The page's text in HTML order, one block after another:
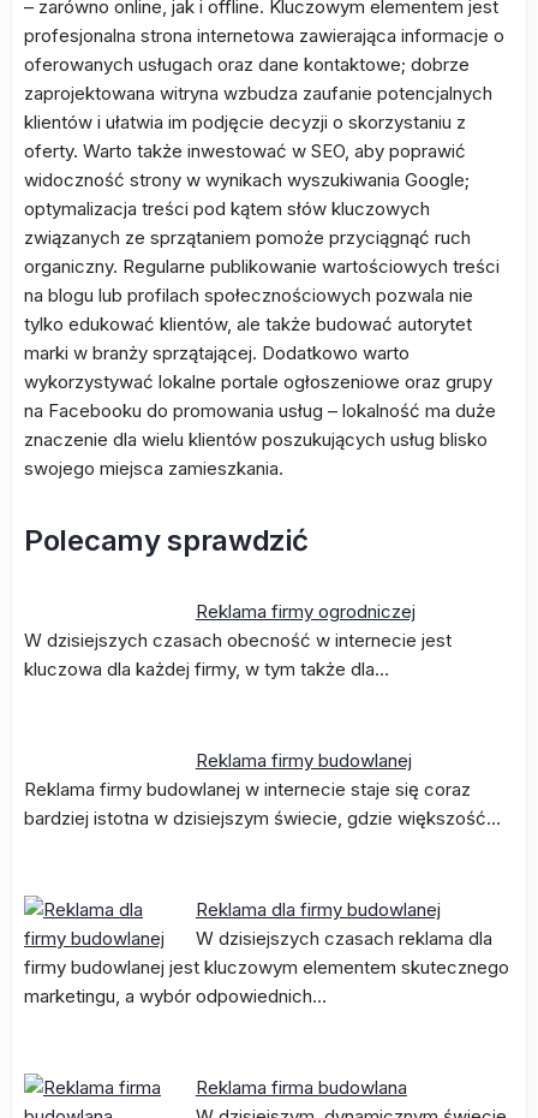
– zarówno online, jak i offline. Kluczowym elementem jest
profesjonalna strona internetowa zawierająca informacje o
oferowanych usługach oraz dane kontaktowe; dobrze
zaprojektowana witryna wzbudza zaufanie potencjalnych
klientów i ułatwia im podjęcie decyzji o skorzystaniu z
oferty. Warto także inwestować w SEO, aby poprawić
widoczność strony w wynikach wyszukiwania Google;
optymalizacja treści pod kątem słów kluczowych
związanych ze sprzątaniem pomoże przyciągnąć ruch
organiczny. Regularne publikowanie wartościowych treści
na blogu lub profilach społecznościowych pozwala nie
tylko edukować klientów, ale także budować autorytet
marki w branży sprzątającej. Dodatkowo warto
wykorzystywać lokalne portale ogłoszeniowe oraz grupy
na Facebooku do promowania usług – lokalność ma duże
znaczenie dla wielu klientów poszukujących usług blisko
swojego miejsca zamieszkania.
Polecamy sprawdzić
Reklama firmy ogrodniczej
W dzisiejszych czasach obecność w internecie jest
kluczowa dla każdej firmy, w tym także dla…
Reklama firmy budowlanej
Reklama firmy budowlanej w internecie staje się coraz
bardziej istotna w dzisiejszym świecie, gdzie większość…
Reklama dla firmy budowlanej
W dzisiejszych czasach reklama dla
firmy budowlanej jest kluczowym elementem skutecznego
marketingu, a wybór odpowiednich…
Reklama firma budowlana